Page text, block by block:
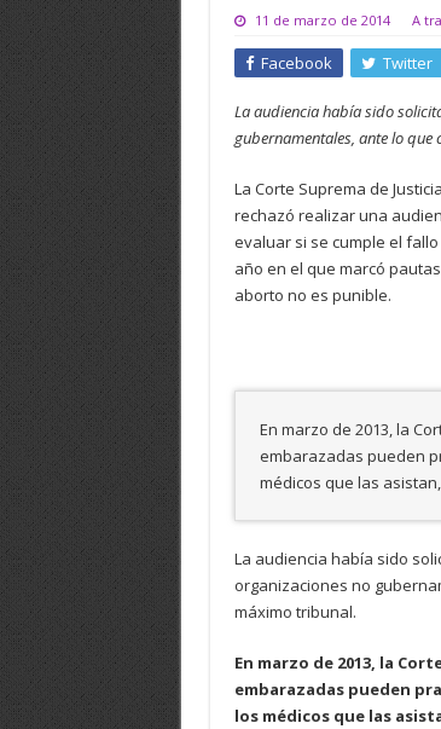
11 de marzo de 2014 A
Facebook Twitter
La audiencia había sido
gubernamentales, ante lo
La Corte Suprema de
rechazó realizar una
evaluar si se cumple el
año en el que marcó
aborto no es punible.
En marzo de 2013, la
embarazadas pueden
médicos que las
La audiencia había sido
organizaciones no
máximo tribunal.
En marzo de 2013, la
embarazadas pueden
los médicos que las